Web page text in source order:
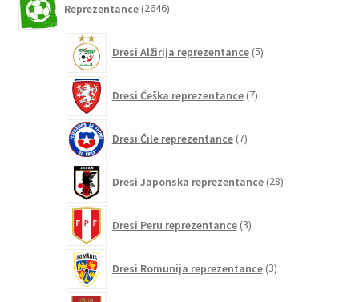
Reprezentance 2646izdelkov
Dresi Alžirija reprezentance 5izdelkov
Dresi Češka reprezentance 7izdelkov
Dresi Čile reprezentance 7izdelkov
Dresi Japonska reprezentance 28izdelkov
Dresi Peru reprezentance 3izdelki
Dresi Romunija reprezentance 3izdelki